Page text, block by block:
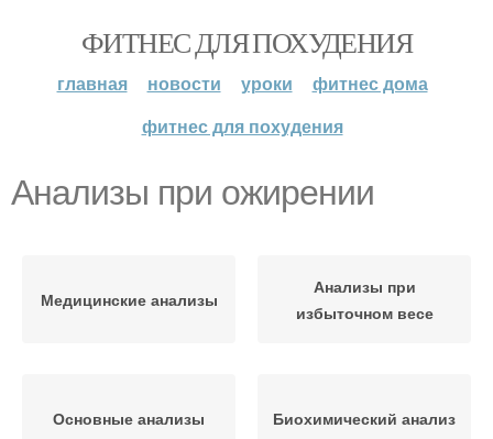
ФИТНЕС ДЛЯ ПОХУДЕНИЯ
главная новости уроки
фитнес дома
фитнес для похудения
Анализы при ожирении
Медицинские анализы
Анализы при
избыточном весе
Основные анализы Биохимический анализ